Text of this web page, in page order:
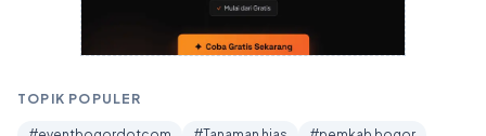
TOPIK POPULER